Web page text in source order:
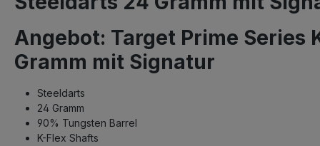
Angebot: Target Prime Series
Gramm mit Signatur
Steeldarts
24 Gramm
90% Tungsten Barrel
K-Flex Shafts